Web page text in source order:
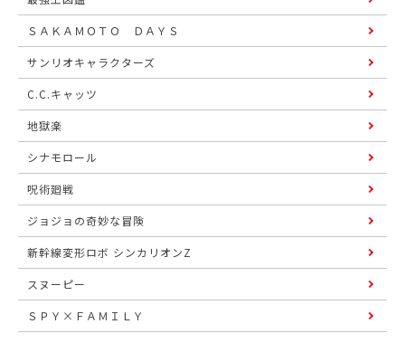
ＳＡＫＡＭＯＴＯ ＤＡＹＳ
サンリオキャラクターズ
C.C.キャッツ
地獄楽
シナモロール
呪術廻戦
ジョジョの奇妙な冒険
新幹線変形ロボ シンカリオンZ
スヌーピー
ＳＰＹ×ＦＡＭＩＬＹ